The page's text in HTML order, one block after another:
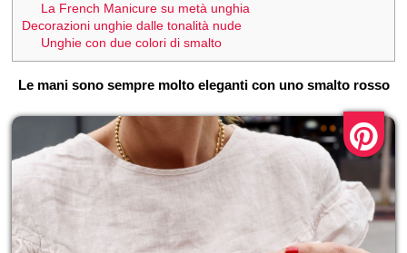
La French Manicure su metà unghia
Decorazioni unghie dalle tonalità nude
Unghie con due colori di smalto
Le mani sono sempre molto eleganti con uno smalto rosso